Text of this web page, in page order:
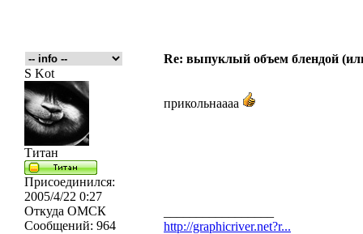
Re: выпуклый объем блендой
S Kot
Титан
Присоединился:
2005/4/22 0:27
Откуда ОМСК
Сообщений: 964
прикольнаааа
http://graphicriver.net?r...